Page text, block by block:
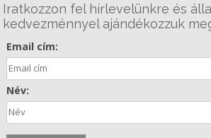
Iratkozzon fel hírlevelünkre és
kedvezménnyel ajándékozzuk
Email cím:
Név: